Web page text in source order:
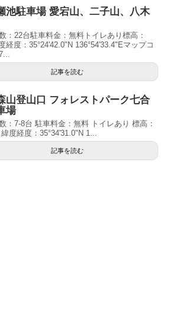
池駐車場 愛宕山、二子山、八木
：22台駐車料金：無料トイレあり標高：
経度：35°24'42.0"N 136°54'33.4"Eマップコ
記事を読む
山登山口 フォレストパーク七合
場
：7-8台 駐車料金：無料 トイレあり 標高：
度経度：35°34'31.0"N 1...
記事を読む